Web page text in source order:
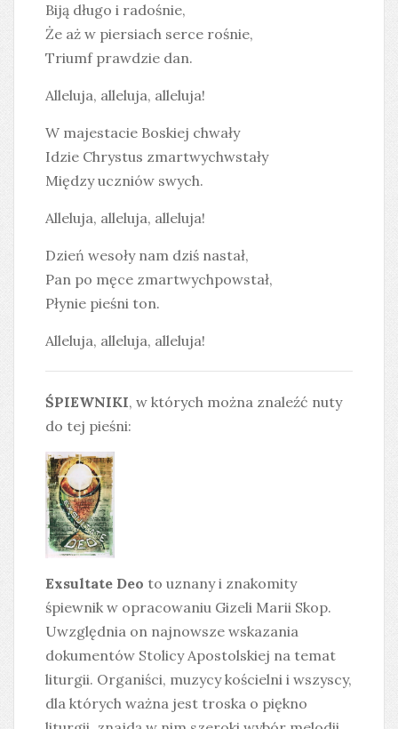
Biją długo i radośnie,
Że aż w piersiach serce rośnie,
Triumf prawdzie dan.
Alleluja, alleluja, alleluja!
W majestacie Boskiej chwały
Idzie Chrystus zmartwychwstały
Między uczniów swych.
Alleluja, alleluja, alleluja!
Dzień wesoły nam dziś nastał,
Pan po męce zmartwychpowstał,
Płynie pieśni ton.
Alleluja, alleluja, alleluja!
ŚPIEWNIKI, w których można znaleźć nuty
do tej pieśni:
Exsultate Deo to uznany i znakomity
śpiewnik w opracowaniu Gizeli Marii Skop.
Uwzględnia on najnowsze wskazania
dokumentów Stolicy Apostolskiej na temat
liturgii. Organiści, muzycy kościelni i wszyscy,
dla których ważna jest troska o piękno